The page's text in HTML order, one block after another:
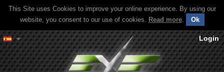
This Site uses Cookies to improve your online experience. By using our
website, you consent to our use of cookies. Read more. Ok
Login